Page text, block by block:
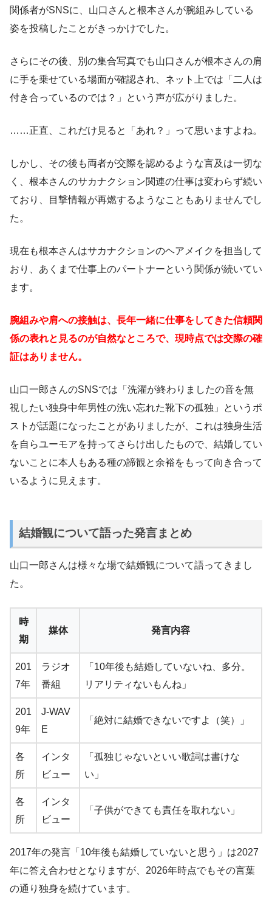
関係者がSNSに、山口さんと根本さんが腕組みしている
姿を投稿したことがきっかけでした。
さらにその後、別の集合写真でも山口さんが根本さんの肩
に手を乗せている場面が確認され、ネット上では「二人は
付き合っているのでは？」という声が広がりました。
……正直、これだけ見ると「あれ？」って思いますよね。
しかし、その後も両者が交際を認めるような言及は一切な
く、根本さんのサカナクション関連の仕事は変わらず続い
ており、目撃情報が再燃するようなこともありませんでし
た。
現在も根本さんはサカナクションのヘアメイクを担当して
おり、あくまで仕事上のパートナーという関係が続いてい
ます。
腕組みや肩への接触は、長年一緒に仕事をしてきた信頼関
係の表れと見るのが自然なところで、現時点では交際の確
証はありません。
山口一郎さんのSNSでは「洗濯が終わりましたの音を無
視したい独身中年男性の洗い忘れた靴下の孤独」というポ
ストが話題になったことがありましたが、これは独身生活
を自らユーモアを持ってさらけ出したもので、結婚してい
ないことに本人もある種の諦観と余裕をもって向き合って
いるように見えます。
結婚観について語った発言まとめ
山口一郎さんは様々な場で結婚観について語ってきまし
た。
時
期
媒体 発言内容
201
7年
ラジオ
番組
「10年後も結婚していないね、多分。
リアリティないもんね」
201
9年
J-WAV
E
「絶対に結婚できないですよ（笑）」
各
所
インタ
ビュー
「孤独じゃないといい歌詞は書けな
い」
各
所
インタ
ビュー
「子供ができても責任を取れない」
2017年の発言「10年後も結婚していないと思う」は2027
年に答え合わせとなりますが、2026年時点でもその言葉
の通り独身を続けています。